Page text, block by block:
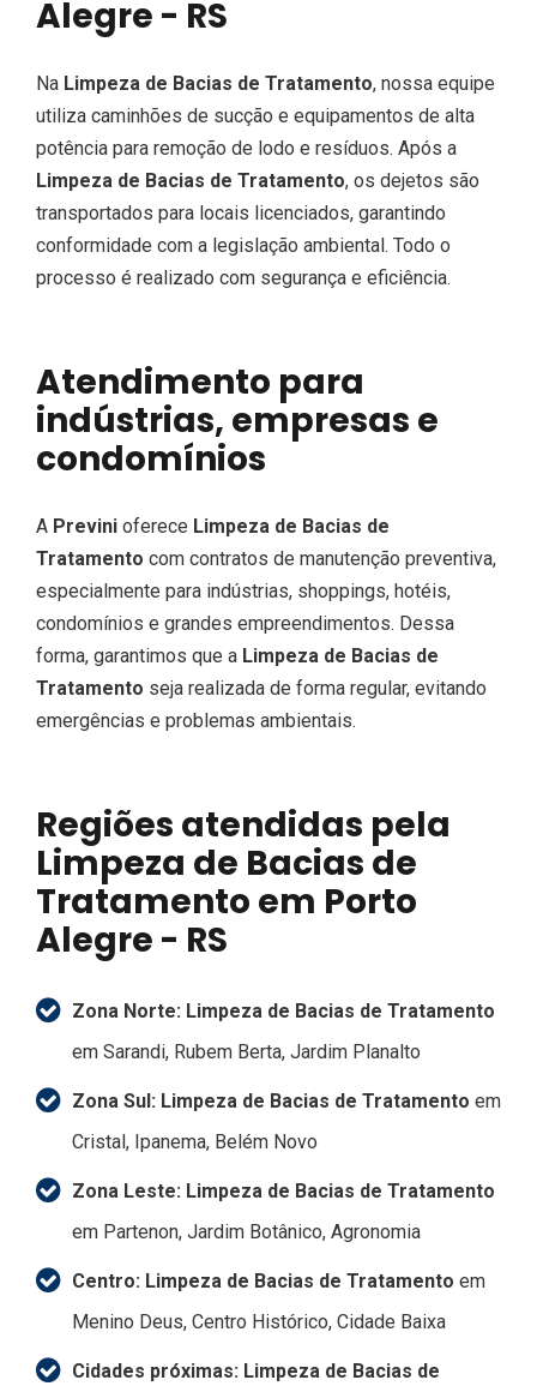
Alegre - RS
Na Limpeza de Bacias de Tratamento, nossa equipe
utiliza caminhões de sucção e equipamentos de alta
potência para remoção de lodo e resíduos. Após a
Limpeza de Bacias de Tratamento, os dejetos são
transportados para locais licenciados, garantindo
conformidade com a legislação ambiental. Todo o
processo é realizado com segurança e eficiência.
Atendimento para
indústrias, empresas e
condomínios
A Previni oferece Limpeza de Bacias de
Tratamento com contratos de manutenção preventiva,
especialmente para indústrias, shoppings, hotéis,
condomínios e grandes empreendimentos. Dessa
forma, garantimos que a Limpeza de Bacias de
Tratamento seja realizada de forma regular, evitando
emergências e problemas ambientais.
Regiões atendidas pela
Limpeza de Bacias de
Tratamento em Porto
Alegre - RS
Zona Norte: Limpeza de Bacias de Tratamento
em Sarandi, Rubem Berta, Jardim Planalto
Zona Sul: Limpeza de Bacias de Tratamento em
Cristal, Ipanema, Belém Novo
Zona Leste: Limpeza de Bacias de Tratamento
em Partenon, Jardim Botânico, Agronomia
Centro: Limpeza de Bacias de Tratamento em
Menino Deus, Centro Histórico, Cidade Baixa
Cidades próximas: Limpeza de Bacias de